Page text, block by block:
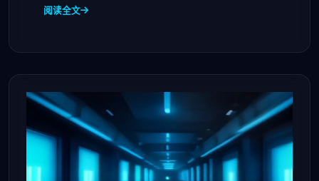
阅读全文